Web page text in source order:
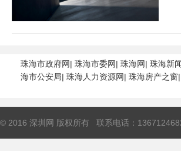
珠海市政府网| 珠海市委网| 珠海网| 珠海新
海市公安局| 珠海人力资源网| 珠海房产之窗|
© 2016 深圳网 版权所有 联系电话：